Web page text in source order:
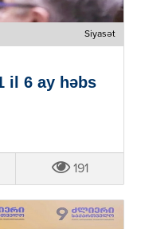
Siyasət
il 6 ay həbs
191